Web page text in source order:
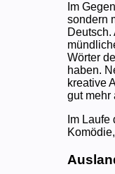
Im
sondern
Wörter
haben.
kreative
gut mehr
Im